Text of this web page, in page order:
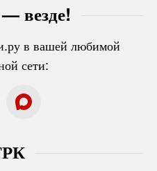
везде!
в вашей любимой
сети: